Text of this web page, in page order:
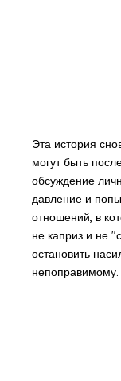
Эта история
могут быть
обсуждение
давление и
отношений, в
не каприз и не
остановить
непоправимому.